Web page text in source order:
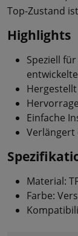
Top-Zustand
Highlights
Speziell
Einfache
Verlängert
Material:
Farbe: